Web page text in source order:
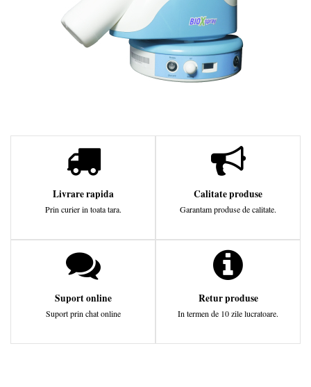
Livrare rapida
Prin curier in toata tara.
Calitate produse
Garantam produse de calitate.
Suport online
Suport prin chat online
Retur produse
In termen de 10 zile lucratoare.